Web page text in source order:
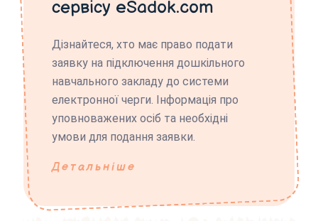
сервісу eSadok.com
Дізнайтеся, хто має право подати
заявку на підключення дошкільного
навчального закладу до системи
електронної черги. Інформація про
уповноважених осіб та необхідні
умови для подання заявки.
Детальніше